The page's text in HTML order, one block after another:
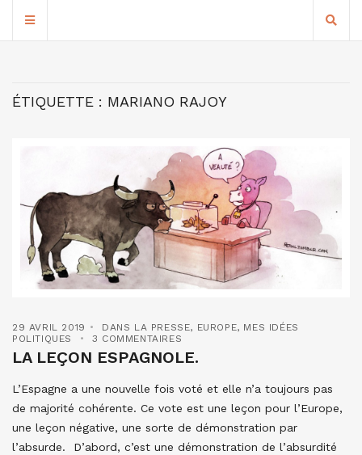
ÉTIQUETTE : MARIANO RAJOY
29 AVRIL 2019 DANS LA PRESSE, EUROPE, MES IDÉES
POLITIQUES
3 COMMENTAIRES
LA LEÇON ESPAGNOLE.
L’Espagne a une nouvelle fois voté et elle n’a toujours pas
de majorité cohérente. Ce vote est une leçon pour l’Europe,
une leçon négative, une sorte de démonstration par
l’absurde. D’abord, c’est une démonstration de l’absurdité